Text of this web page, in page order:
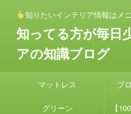
知りたいインテリア情報は
知ってる方が毎日
アの知識ブログ
マットレス ブ
グリーン 【